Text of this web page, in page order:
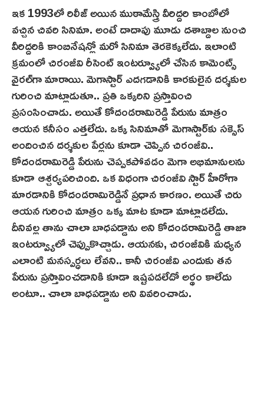
ఇక 1993లో రిలీజ్ అయిన ముఠామేస్త్రి వీరిద్దరి కాంబోలో
వ‌చ్చిన‌ చివరి సినిమా. అంటే దాదాపు మూడు దశాబ్దాల నుంచి
వీరిద్దరికి కాంబినేషన్లో మరో సినిమా తెరకెక్కలేదు. ఇలాంటి
క్రమంలో చిరంజీవి రీసెంట్ ఇంటర్వ్యూలో చేసిన కామెంట్స్
వైరల్‌గా మారాయి. మెగాస్టార్ ఎద‌గడానికి కారకులైన దర్శకుల
గురించి మాట్లాడుతూ.. ప్రతి ఒక్కరిని ప్రస్తావించి
ప్ర‌సంసించాడు. అయితే కోదండరామిరెడ్డి పేరును మాత్రం
ఆయన కనీసం ఎత్తలేదు. ఒక్క సినిమాతో మెగాస్టార్‌కు సక్సెస్
అందించిన దర్శకుల పేర్లను కూడా చెప్పిన చిరంజీవి..
కోదండరామిరెడ్డి పేరును చెప్పకపోవడం మెగా అభిమానులను
కూడా ఆశ్చర్యపరిచింది. ఒక విధంగా చిరంజీవి స్టార్ హీరోగా
మారడానికి కోదండరామిరెడ్డినే ప్రధాన కారణం. అయితే చిరు
ఆయన గురించి మాత్రం ఒక్క మాట కూడా మాట్లాడలేదు.
దీనివల్ల తాను చాలా బాధపడ్డాను అని కోదండరామిరెడ్డి తాజా
ఇంటర్వ్యూలో చెప్పుకొచ్చాడు. ఆయనకు, చిరంజీవికి మధ్యన
ఎలాంటి మనస్పర్ధలు లేవని.. కానీ చిరంజీవి ఎందుకు తన
పేరును ప్రస్తావించడానికి కూడా ఇష్టపడలేదో అర్థం కాలేదు
అంటూ.. చాలా బాధపడ్డాను అని వివరించాడు.